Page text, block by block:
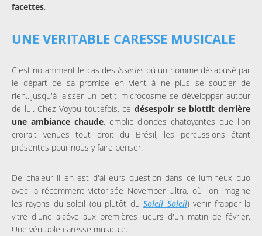
facettes.
UNE VERITABLE CARESSE MUSICALE
C'est notamment le cas des Insectes où un homme désabusé par
le départ de sa promise en vient à ne plus se soucier de
rien...jusqu'à laisser un petit microcosme se développer autour
de lui. Chez Voyou toutefois, ce désespoir se blottit derrière
une ambiance chaude, emplie d'ondes chatoyantes que l'on
croirait venues tout droit du Brésil, les percussions étant
présentes pour nous y faire penser.
De chaleur il en est d'ailleurs question dans ce lumineux duo
avec la récemment victorisée November Ultra, où l'on imagine
les rayons du soleil (ou plutôt duSoleil Soleil) venir frapper la
vitre d'une alcôve aux premières lueurs d'un matin de février.
Une véritable caresse musicale.